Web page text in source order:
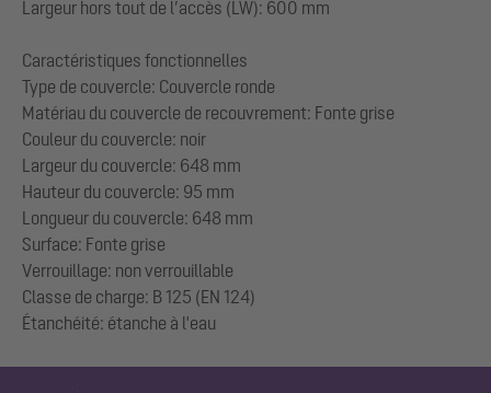
Largeur hors tout de l’accès (LW): 600 mm
Caractéristiques fonctionnelles
Type de couvercle: Couvercle ronde
Matériau du couvercle de recouvrement: Fonte grise
Couleur du couvercle: noir
Largeur du couvercle: 648 mm
Hauteur du couvercle: 95 mm
Longueur du couvercle: 648 mm
Surface: Fonte grise
Verrouillage: non verrouillable
Classe de charge: B 125 (EN 124)